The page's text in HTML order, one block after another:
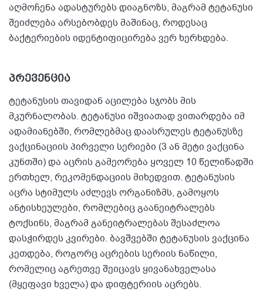
აღმოჩენა ადასტურებს დიაგნოზს, მაგრამ ტეტანუსი
შეიძლება არსებობდეს მაშინაც, როდესაც
ბაქტერიების იდენტიფიცირება ვერ ხერხდება.
პრევენცია
ტეტანუსის თავიდან აცილება სჯობს მის
მკურნალობას. ტეტანუსი იშვიათად ვითარდება იმ
ადამიანებში, რომლებმაც დაასრულეს ტეტანუსზე
ვაქცინაციის პირველი სერიები (3 ან მეტი ვაქცინა
კუნთში) და აცრის გამეორება ყოველ 10 წელიწადში
ერთხელ, რეკომენდაციის მიხედვით. ტეტანუსის
აცრა სტიმულს აძლევს ორგანიზმს, გამოყოს
ანტისხეულები, რომლებიც გაანეიტრალებს
ტოქსინს, მაგრამ განეიტრალებას შესაძლოა
დასჭირდეს კვირები. ბავშვებში ტეტანუსის ვაქცინა
კეთდება, როგორც აცრების სერიის ნაწილი,
რომელიც აგრეთვე შეიცავს ყივანახველასა
(მყეფავი ხველა) და დიფტერიის აცრებს.